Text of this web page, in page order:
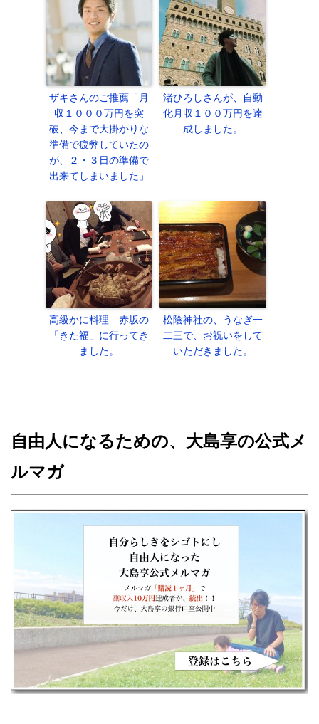
ザキさんのご推薦「月
収１０００万円を突
破、今まで大掛かりな
準備で疲弊していたの
が、２・３日の準備で
出来てしまいました」
渚ひろしさんが、自動
化月収１００万円を達
成しました。
高級かに料理 赤坂の
「きた福」に行ってき
ました。
松陰神社の、うなぎ一
二三で、お祝いをして
いただきました。
自由人になるための、大島享の公式メ
ルマガ